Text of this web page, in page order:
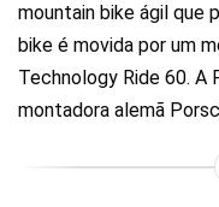
mountain bike ágil que
bike é movida por um
Technology Ride 60. A
montadora alemã